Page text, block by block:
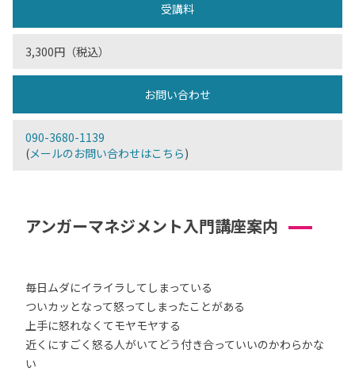
受講料
3,300円（税込）
お問い合わせ
090-3680-1139
(メールのお問い合わせはこちら)
アンガーマネジメント入門講座案内
毎日ムダにイライラしてしまっている
ついカッとなって怒ってしまったことがある
上手に怒れなくてモヤモヤする
近くにすごく怒る人がいてどう付き合っていいのかわらかな
い